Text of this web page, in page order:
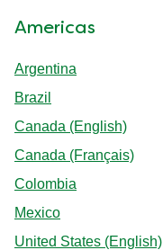
Americas
Argentina
Brazil
Canada (English)
Canada (Français)
Colombia
Mexico
United States (English)